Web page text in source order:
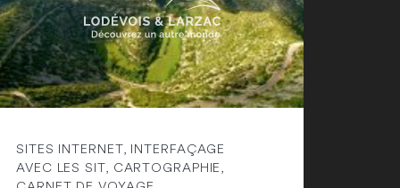
SITES INTERNET, INTERFAÇAGE
AVEC LES SIT, CARTOGRAPHIE,